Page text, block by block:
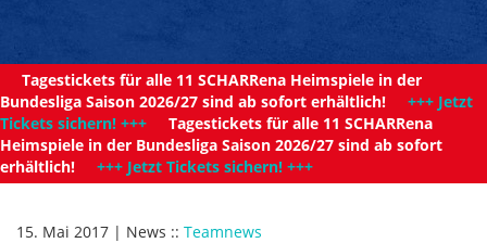
Tagestickets für alle 11 SCHARRena Heimspiele in der
Bundesliga Saison 2026/27 sind ab sofort erhältlich! +++ Jetzt
Tickets sichern! +++ Tagestickets für alle 11 SCHARRena
Heimspiele in der Bundesliga Saison 2026/27 sind ab sofort
erhältlich! +++ Jetzt Tickets sichern! +++
15. Mai 2017 | News :: Teamnews